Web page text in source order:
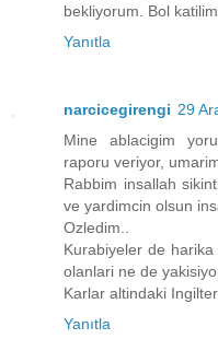
bekliyorum. Bol
Yanıtla
narcicegirengi 29
Mine ablacigim
raporu veriyor,
Rabbim insallah
ve yardimcin olsun
Ozledim..
Kurabiyeler de
olanlari ne de
Karlar altindaki
Yanıtla